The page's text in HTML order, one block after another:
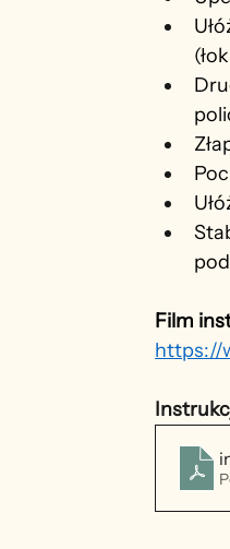
Film
https://